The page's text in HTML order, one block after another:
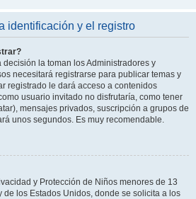
identificación y el registro
la toman los Administradores y
necesitará registrarse para publicar temas y
registrado le dará acceso a contenidos
usuario invitado no disfrutaría, como tener
mensajes privados, suscripción a grupos de
unos segundos. Es muy recomendable.
y Protección de Niños menores de 13
los Estados Unidos, donde se solicita a los